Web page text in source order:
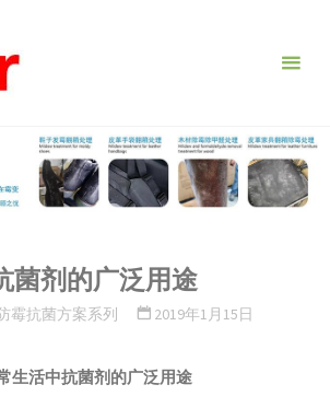
菌剂的广泛用途
霉抗菌方案系列 2019年1月15日
生活中抗菌剂的广泛用途